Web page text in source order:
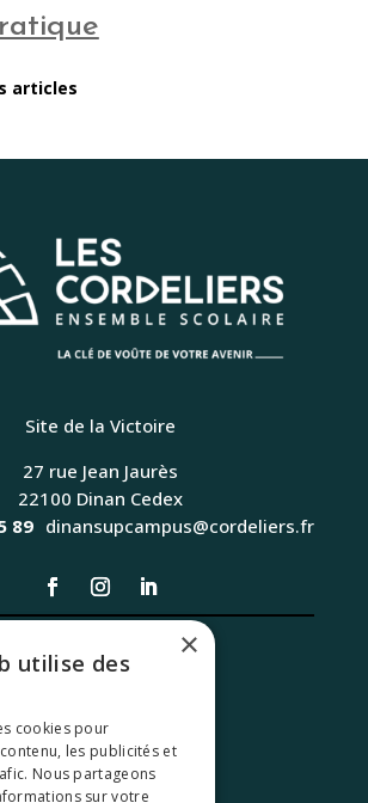
articles
Site de la Victoire
27 rue Jean Jaurès
22100 Dinan Cedex
89 dinansupcampus@cordeliers.fr
NOS FILIERES
×
utilise des
cookies pour
les publicités et
Nous partageons
sur votre